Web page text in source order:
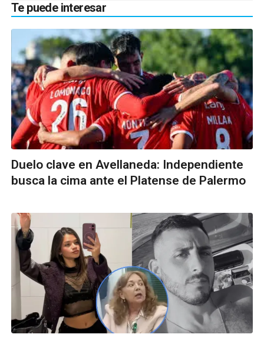
Te puede interesar
Duelo clave en Avellaneda: Independiente
busca la cima ante el Platense de Palermo